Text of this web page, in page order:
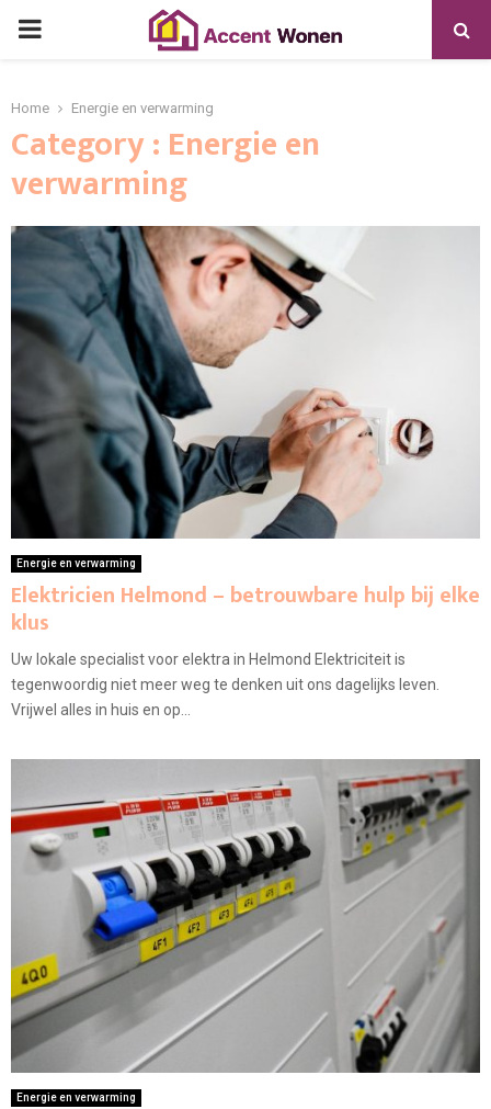
PRIMARY
Home Energie en verwarming
Category : Energie en
verwarming
Energie en verwarming
Elektricien Helmond – betrouwbare hulp bij elke
klus
Uw lokale specialist voor elektra in Helmond Elektriciteit is
tegenwoordig niet meer weg te denken uit ons dagelijks leven.
Vrijwel alles in huis en op...
Energie en verwarming